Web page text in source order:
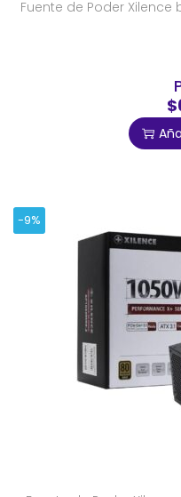
Fuente de Poder Xilence
-9%